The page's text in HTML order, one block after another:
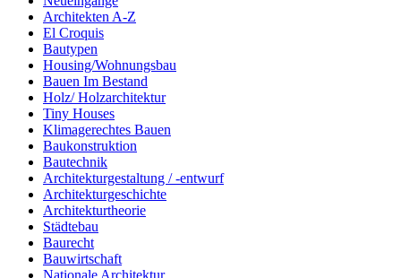
Architekten A-Z
El Croquis
Bautypen
Housing/Wohnungsbau
Bauen Im Bestand
Holz/ Holzarchitektur
Tiny Houses
Klimagerechtes Bauen
Baukonstruktion
Bautechnik
Architekturgestaltung / -entwurf
Architekturgeschichte
Architekturtheorie
Städtebau
Baurecht
Bauwirtschaft
Nationale Architektur